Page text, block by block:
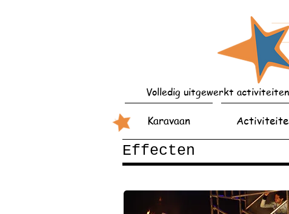
Karavaan
Volledig uitgewerkt
Effecten